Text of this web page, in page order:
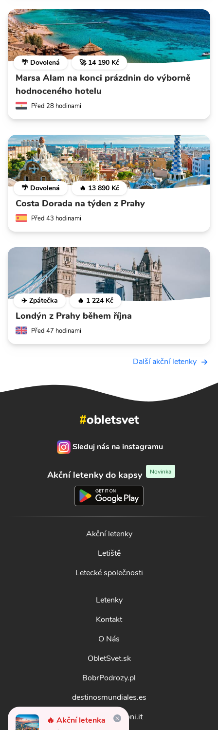
🌴 Dovolená 🚀 14 190 Kč
Marsa Alam na konci prázdnin do výborně
hodnoceného hotelu
Před 28 hodinami
🌴 Dovolená 🔥 13 890 Kč
Costa Dorada na týden z Prahy
Před 43 hodinami
✈️ Zpátečka 🔥 1 224 Kč
Londýn z Prahy během října
Před 47 hodinami
Další akční letenky
🔥 Akční letenka
#obletsvet
Sleduj nás na instagramu
Akční letenky do kapsy Novinka
Akční letenky
Letiště
Letecké společnosti
Letenky
Kontakt
O Nás
ObletSvet.sk
BobrPodrozy.pl
destinosmundiales.es
guidadestinazioni.it